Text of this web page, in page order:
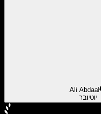
Ali Abdaal
יוטיובר